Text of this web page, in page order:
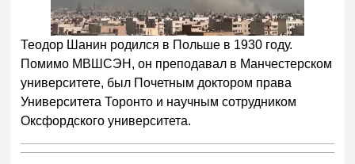
Теодор Шанин родился в Польше в 1930 году.
Помимо МВШСЭН, он преподавал в Манчестерском
университете, был Почетным доктором права
Университета Торонто и научным сотрудником
Оксфордского университета.